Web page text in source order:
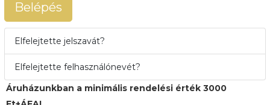
Áruházunkban a minimális rendelési érték 3000
Belépés
Elfelejtette jelszavát?
Elfelejtette felhasználónevét?